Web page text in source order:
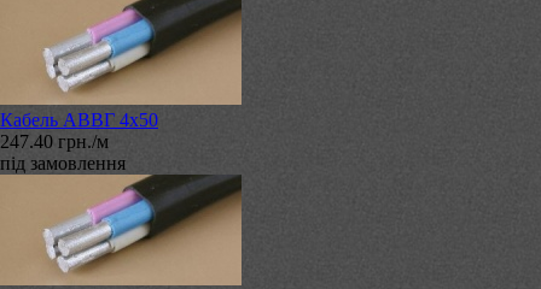
Кабель АВВГ 4х50
247.40 грн./м
під замовлення